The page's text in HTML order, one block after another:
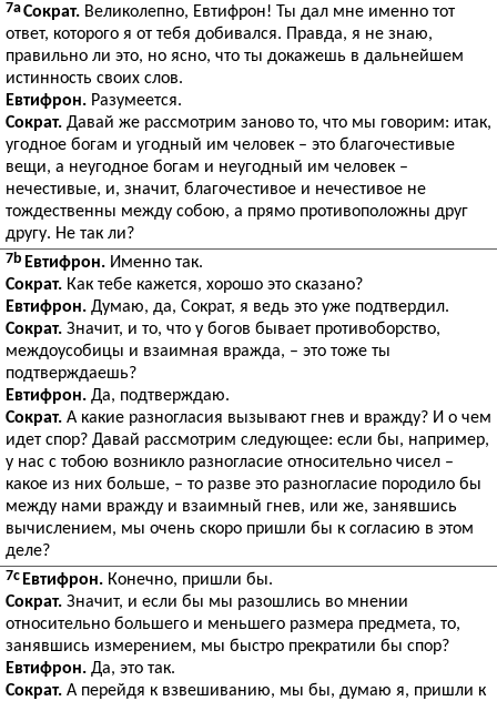
7aСократ. Великолепно, Евтифрон! Ты дал мне именно тот
ответ, которого я от тебя добивался. Правда, я не знаю,
правильно ли это, но ясно, что ты докажешь в дальнейшем
истинность своих слов.
Евтифрон. Разумеется.
Сократ. Давай же рассмотрим заново то, что мы говорим: итак,
угодное богам и угодный им человек – это благочестивые
вещи, а неугодное богам и неугодный им человек –
нечестивые, и, значит, благочестивое и нечестивое не
тождественны между собою, а прямо противоположны друг
другу. Не так ли?
7b Евтифрон. Именно так.
Сократ. Как тебе кажется, хорошо это сказано?
Евтифрон. Думаю, да, Сократ, я ведь это уже подтвердил.
Сократ. Значит, и то, что у богов бывает противоборство,
междоусобицы и взаимная вражда, – это тоже ты
подтверждаешь?
Евтифрон. Да, подтверждаю.
Сократ. А какие разногласия вызывают гнев и вражду? И о чем
идет спор? Давай рассмотрим следующее: если бы, например,
у нас с тобою возникло разногласие относительно чисел –
какое из них больше, – то разве это разногласие породило бы
между нами вражду и взаимный гнев, или же, занявшись
вычислением, мы очень скоро пришли бы к согласию в этом
деле?
7c Евтифрон. Конечно, пришли бы.
Сократ. Значит, и если бы мы разошлись во мнении
относительно большего и меньшего размера предмета, то,
занявшись измерением, мы быстро прекратили бы спор?
Евтифрон. Да, это так.
Сократ. А перейдя к взвешиванию, мы бы, думаю я, пришли к